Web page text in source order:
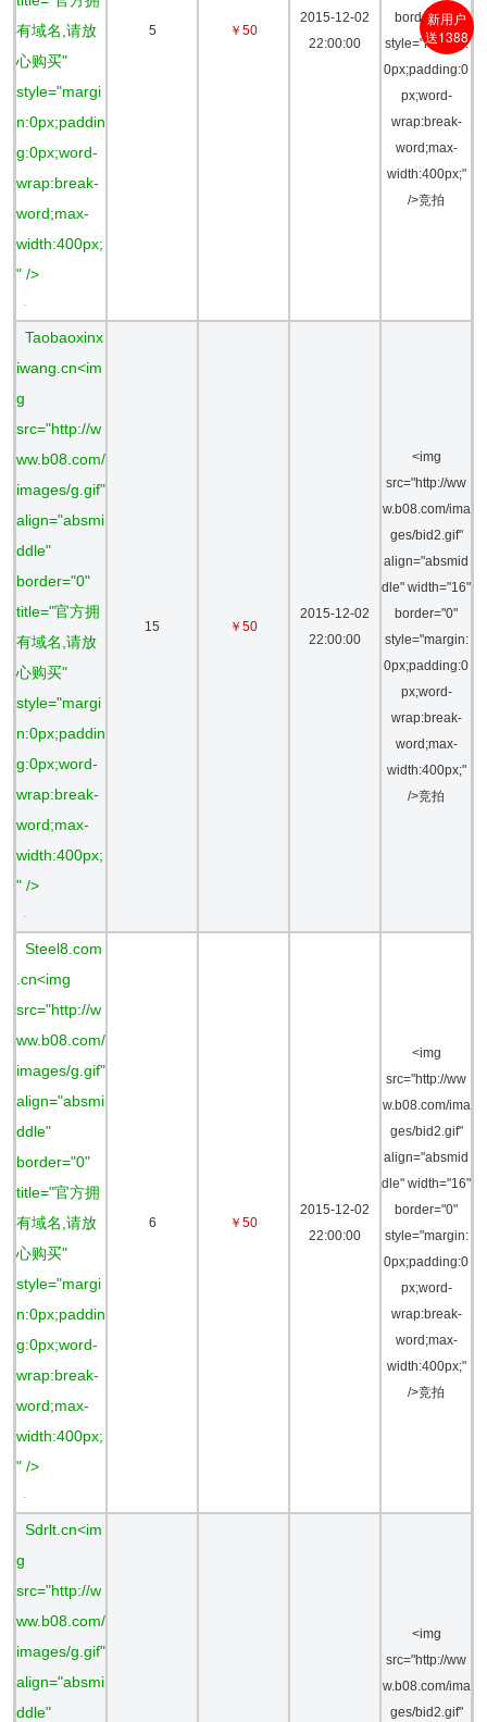
有域名,请放
心购买"
style="margi
n:0px;paddin
g:0px;word-
wrap:break-
word;max-
width:400px;
" />
-
5 ￥50
2015-12-02
22:00:00
border="0"
style="margin:
0px;padding:0
px;word-
wrap:break-
word;max-
width:400px;"
/>竞拍
Taobaoxinx
iwang.cn<im
g
src="http://w
ww.b08.com/
images/g.gif"
align="absmi
ddle"
border="0"
title="官方拥
有域名,请放
心购买"
style="margi
n:0px;paddin
g:0px;word-
wrap:break-
word;max-
width:400px;
" />
-
15 ￥50
2015-12-02
22:00:00
<img
src="http://ww
w.b08.com/ima
ges/bid2.gif"
align="absmid
dle" width="16"
border="0"
style="margin:
0px;padding:0
px;word-
wrap:break-
word;max-
width:400px;"
/>竞拍
Steel8.com
.cn<img
src="http://w
ww.b08.com/
images/g.gif"
align="absmi
ddle"
border="0"
title="官方拥
有域名,请放
心购买"
style="margi
n:0px;paddin
g:0px;word-
wrap:break-
word;max-
width:400px;
" />
-
6 ￥50
2015-12-02
22:00:00
<img
src="http://ww
w.b08.com/ima
ges/bid2.gif"
align="absmid
dle" width="16"
border="0"
style="margin:
0px;padding:0
px;word-
wrap:break-
word;max-
width:400px;"
/>竞拍
Sdrlt.cn<im
g
src="http://w
ww.b08.com/
images/g.gif"
align="absmi
ddle"
<img
src="http://ww
w.b08.com/ima
ges/bid2.gif"
新用户
送1388